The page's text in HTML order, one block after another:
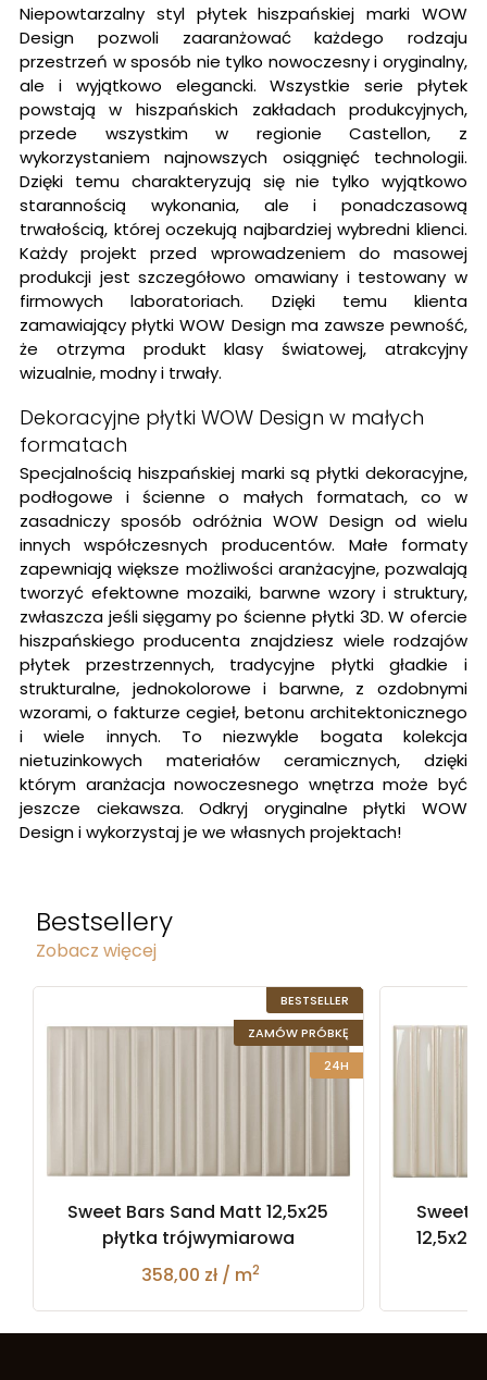
Niepowtarzalny styl płytek hiszpańskiej marki WOW
Design pozwoli zaaranżować każdego rodzaju
przestrzeń w sposób nie tylko nowoczesny i oryginalny,
ale i wyjątkowo elegancki. Wszystkie serie płytek
powstają w hiszpańskich zakładach produkcyjnych,
przede wszystkim w regionie Castellon, z
wykorzystaniem najnowszych osiągnięć technologii.
Dzięki temu charakteryzują się nie tylko wyjątkowo
starannością wykonania, ale i ponadczasową
trwałością, której oczekują najbardziej wybredni klienci.
Każdy projekt przed wprowadzeniem do masowej
produkcji jest szczegółowo omawiany i testowany w
firmowych laboratoriach. Dzięki temu klienta
zamawiający płytki WOW Design ma zawsze pewność,
że otrzyma produkt klasy światowej, atrakcyjny
wizualnie, modny i trwały.
Dekoracyjne płytki WOW Design w małych
formatach
Specjalnością hiszpańskiej marki są płytki dekoracyjne,
podłogowe i ścienne o małych formatach, co w
zasadniczy sposób odróżnia WOW Design od wielu
innych współczesnych producentów. Małe formaty
zapewniają większe możliwości aranżacyjne, pozwalają
tworzyć efektowne mozaiki, barwne wzory i struktury,
zwłaszcza jeśli sięgamy po ścienne płytki 3D. W ofercie
hiszpańskiego producenta znajdziesz wiele rodzajów
płytek przestrzennych, tradycyjne płytki gładkie i
strukturalne, jednokolorowe i barwne, z ozdobnymi
wzorami, o fakturze cegieł, betonu architektonicznego
i wiele innych. To niezwykle bogata kolekcja
nietuzinkowych materiałów ceramicznych, dzięki
którym aranżacja nowoczesnego wnętrza może być
jeszcze ciekawsza. Odkryj oryginalne płytki WOW
Design i wykorzystaj je we własnych projektach!
Bestsellery
Zobacz więcej
BESTSELLER
ZAMÓW PRÓBKĘ
24H
Sweet Bars Sand Matt 12,5x25
płytka trójwymiarowa
358,00 zł / m2
Sweet